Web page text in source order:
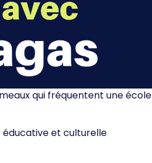
qui fréquentent une école
éducative et culturelle